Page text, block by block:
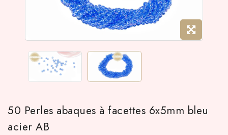
50 Perles abaques à facettes 6x5mm bleu
acier AB